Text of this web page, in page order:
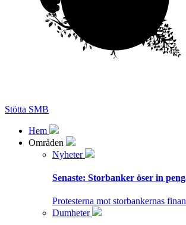
Stötta SMB
Hem
Områden
Nyheter
Senaste: Storbanker öser in
Protesterna mot storbankernas
Dumheter